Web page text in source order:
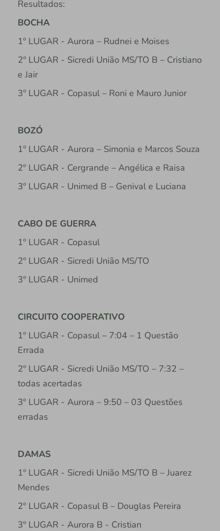
Resultados:
BOCHA
1º LUGAR - Aurora – Rudnei e Moises
2º LUGAR - Sicredi União MS/TO B – Cristiano
e Jair
3º LUGAR - Copasul – Roni e Mauro Junior
BOZÓ
1º LUGAR - Aurora – Simonia e Marcos Souza
2º LUGAR - Cergrande – Angélica e Raisa
3º LUGAR - Unimed B – Genival e Luciana
CABO DE GUERRA
1º LUGAR - Copasul
2º LUGAR - Sicredi União MS/TO
3º LUGAR - Unimed
CIRCUITO COOPERATIVO
1º LUGAR - Copasul – 7:04 – 1 Questão
Errada
2º LUGAR - Sicredi União MS/TO – 7:32 –
todas acertadas
3º LUGAR - Aurora – 9:50 – 03 Questões
erradas
DAMAS
1º LUGAR - Sicredi União MS/TO B – Juarez
Mendes
2º LUGAR - Copasul B – Douglas Pereira
3º LUGAR - Aurora B - Cristian